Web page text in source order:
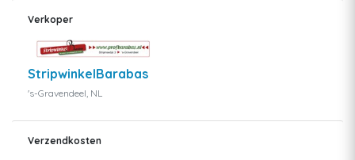
Verkoper
StripwinkelBarabas
's-Gravendeel, NL
Verzendkosten